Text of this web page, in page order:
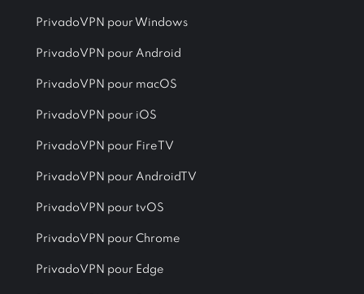
PrivadoVPN pour Windows
PrivadoVPN pour Android
PrivadoVPN pour macOS
PrivadoVPN pour iOS
PrivadoVPN pour FireTV
PrivadoVPN pour AndroidTV
PrivadoVPN pour tvOS
PrivadoVPN pour Chrome
PrivadoVPN pour Edge